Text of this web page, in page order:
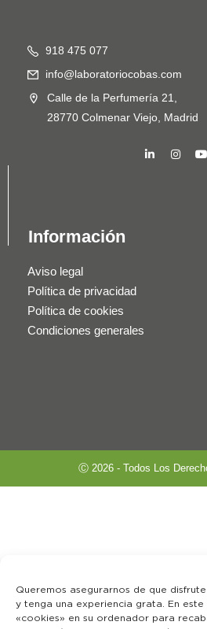
Queremos asegurarnos de que
y tenga una experiencia grata. En
«cookies» en su ordenador para
918 475 077
info@laboratoriocobas.com
Calle de la Perfumería 21,
28770 Colmenar Viejo, Madrid
Información
Aviso legal
Política de privacidad
Política de cookies
Condiciones generales
Ⓒ 2026 - Todos Los